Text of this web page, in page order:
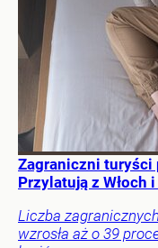
Zagraniczni
Przylatują z Włoch
Liczba
wzrosła aż o 39